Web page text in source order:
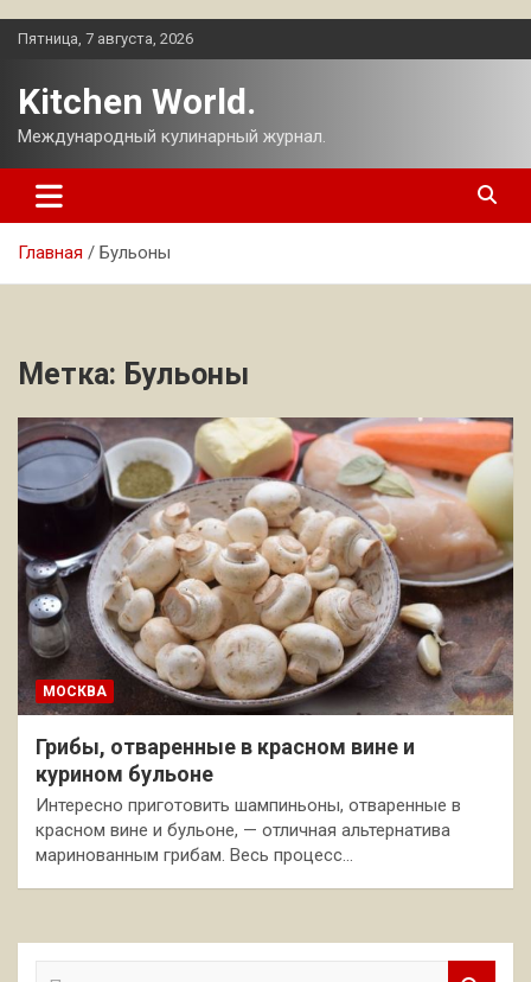
Перейти
Пятница, 7 августа, 2026
Kitchen World.
Международный кулинарный журнал.
Главная Бульоны
Метка: Бульоны
МОСКВА
Грибы, отваренные в красном вине и
курином бульоне
Интересно приготовить шампиньоны, отваренные в
красном вине и бульоне, — отличная альтернатива
маринованным грибам. Весь процесс…